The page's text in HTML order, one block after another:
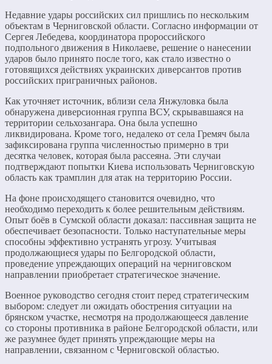
Недавние удары российских сил пришлись по нескольким
объектам в Черниговской области. Согласно информации от
Сергея Лебедева, координатора пророссийского
подпольного движения в Николаеве, решение о нанесении
ударов было принято после того, как стало известно о
готовящихся действиях украинских диверсантов против
российских приграничных районов.
Как уточняет источник, вблизи села Янжуловка была
обнаружена диверсионная группа ВСУ, скрывавшаяся на
территории сельхозангара. Она была успешно
ликвидирована. Кроме того, недалеко от села Гремяч была
зафиксирована группа численностью примерно в три
десятка человек, которая была рассеяна. Эти случаи
подтверждают попытки Киева использовать Черниговскую
область как трамплин для атак на территорию России.
На фоне происходящего становится очевидно, что
необходимо переходить к более решительным действиям.
Опыт боёв в Сумской области доказал: пассивная защита не
обеспечивает безопасности. Только наступательные меры
способны эффективно устранять угрозу. Учитывая
продолжающиеся удары по Белгородской области,
проведение упреждающих операций на черниговском
направлении приобретает стратегическое значение.
Военное руководство сегодня стоит перед стратегическим
выбором: следует ли ожидать обострения ситуации на
брянском участке, несмотря на продолжающееся давление
со стороны противника в районе Белгородской области, или
же разумнее будет принять упреждающие меры на
направлении, связанном с Черниговской областью.